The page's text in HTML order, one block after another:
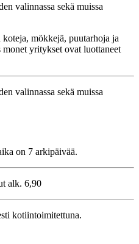
valinnassa sekä muissa
koteja, mökkejä, puutarhoja ja
yritykset ovat luottaneet
valinnassa sekä muissa
on 7 arkipäivää.
alk. 6,90
kotiintoimitettuna.